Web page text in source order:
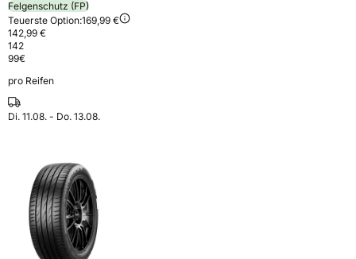
Felgenschutz (FP)
Teuerste Option:169,99 €
142,99 €
142
99€
pro Reifen
Di. 11.08. - Do. 13.08.